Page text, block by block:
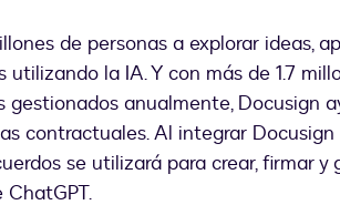
de personas a explorar ideas,
utilizando la IA. Y con más de 1.7
gestionados anualmente, Docusign
contractuales. Al integrar
se utilizará para crear, firmar